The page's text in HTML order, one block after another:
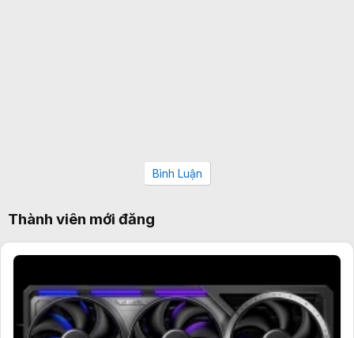
Bình Luận
Thành viên mới đăng